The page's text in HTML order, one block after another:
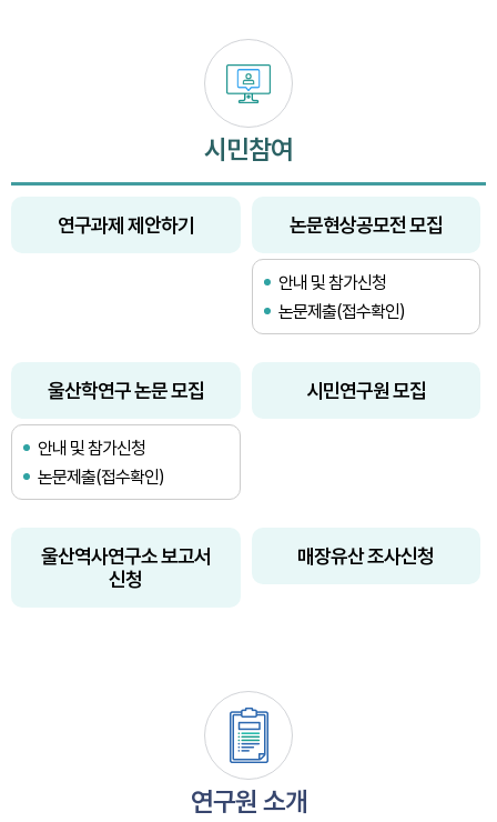
시민참여
연구과제 제안하기 논문현상공모전 모집
안내 및 참가신청
논문제출(접수확인)
울산학연구 논문 모집
안내 및 참가신청
논문제출(접수확인)
시민연구원 모집
울산역사연구소 보고서
신청
매장유산 조사신청
연구원 소개